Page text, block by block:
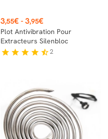
Prix
3,55€ - 3,95€
Plot Antivibration Pour
Extracteurs Silenbloc
star star star star star_half2